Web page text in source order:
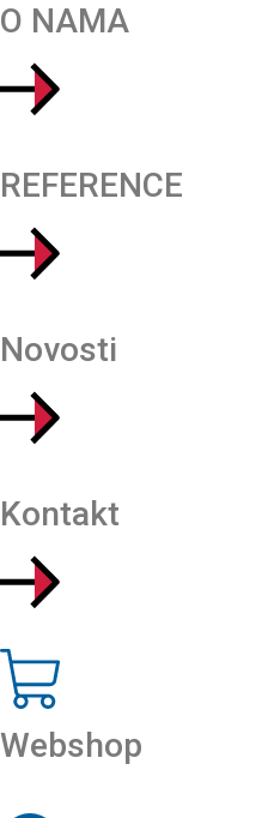
O NAMA
REFERENCE
Novosti
Kontakt
Webshop